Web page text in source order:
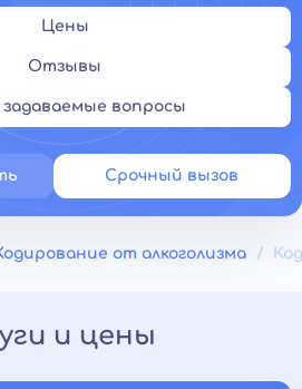
Цены
Отзывы
вопросы
Срочный вызов
от алкоголизма
и цены